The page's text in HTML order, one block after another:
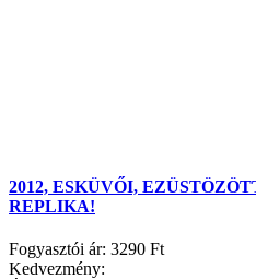
2012, ESKÜVŐI,
REPLIKA!
Fogyasztói ár: 3290 Ft
Kedvezmény: